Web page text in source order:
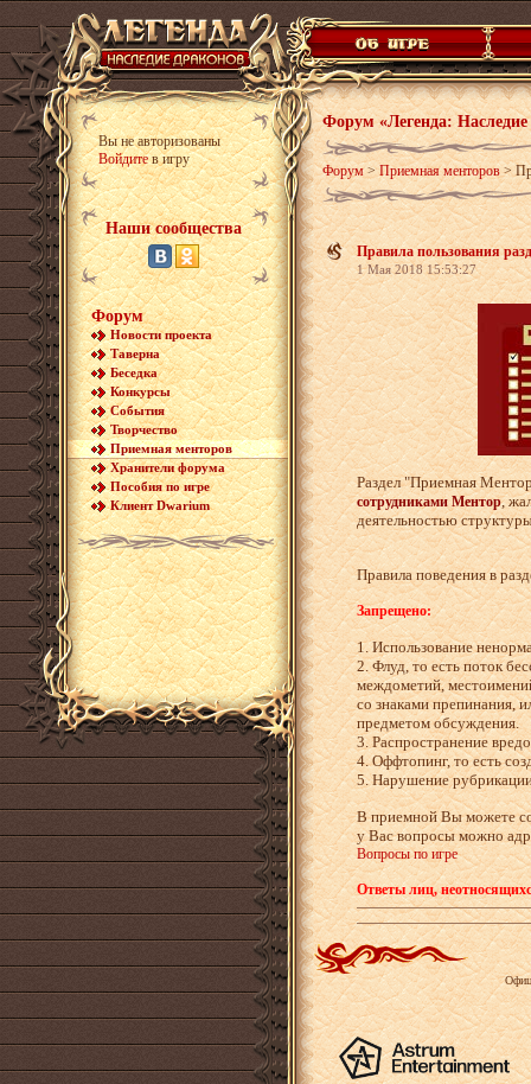
Вы не авторизованы
Войдитев игру
Наши сообщества
Форум
Новости проекта
Таверна
Беседка
Конкурсы
События
Творчество
Приемная менторов
Хранители форума
Пособия по игре
Клиент Dwarium
Форум «Легенда:
Форум > Приемная менторов >
Правила пользования
1 Мая 2018 15:53:27
Раздел "Приемная
сотрудниками Ментор,
деятельностью
Правила поведения в
Запрещено:
1. Использование
2. Флуд, то есть поток
междометий,
со знаками препинания,
предметом обсуждения.
3. Распространение
4. Оффтопинг, то есть
5. Нарушение
В приемной Вы можете
у Вас вопросы можно
Вопросы по игре
Ответы лиц,